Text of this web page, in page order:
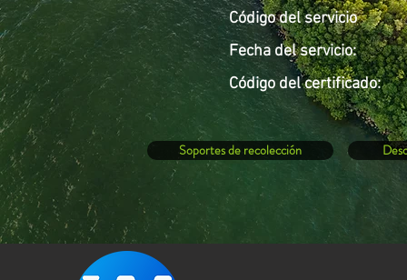
Código del servicio
Fecha del servicio:
Código delcertificado:
Soportes de recolección